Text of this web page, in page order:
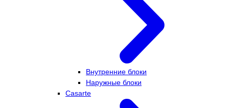
Внутренние блоки
Наружные блоки
Casarte